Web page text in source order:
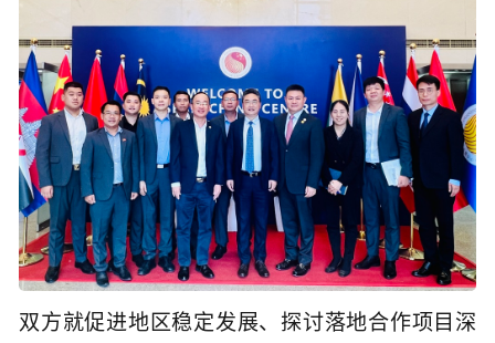
双方就促进地区稳定发展、探讨落地合作项目深